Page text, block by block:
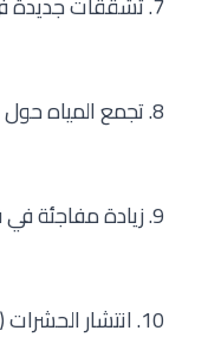
10. انتشار الحشرات (صراصير، ذباب) بشكل غير طبيعي